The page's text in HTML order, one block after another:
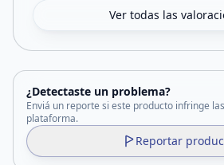
Ver todas las
¿Detectaste un problema?
Enviá un reporte si este producto infringe
plataforma.
Reportar